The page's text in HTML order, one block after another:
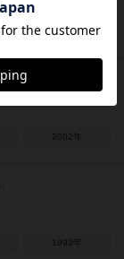
2015年
2002年
1993年